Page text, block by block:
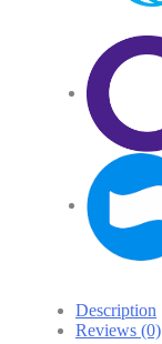
Description
Reviews (0)